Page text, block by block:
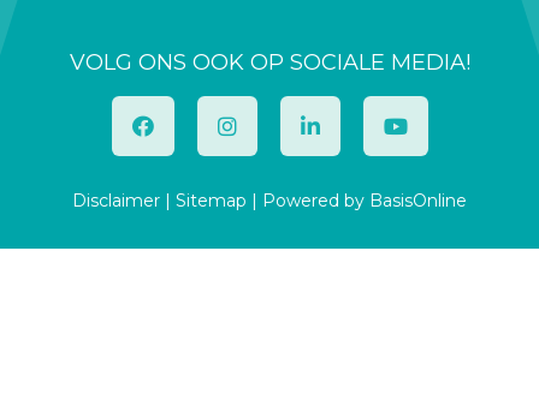
VOLG ONS OOK OP SOCIALE MEDIA!
Disclaimer Sitemap Powered by BasisOnline